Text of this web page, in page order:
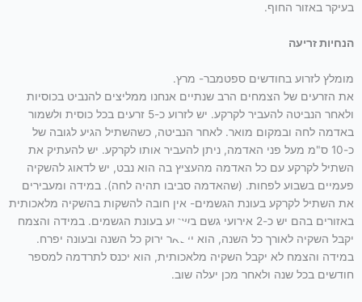
בעיקר באזור החוף.
הנחיות זריעה
מומלץ לזרוע בחודשים ספטמבר- מרץ.
את הזרעים של הצמחים הרב שנתיים אנחנו ממליצים להנביט בכוסיות
ולאחר הנביטה להעביר לקרקע. יש לזרוע כ-5 זרעים בכל כוסית ולשמור
באדמה לחה ובמקום מואר. לאחר הנביטה, כשהשתיל הגיע לגובה של
כ-10 ס"מ מעל פני האדמה, ניתן להעביר אותו לקרקע. יש להעתיק את
השתיל לקרקע עם כל האדמה מהעציץ בה הוא נבט, יש לדאוג להשקיה
פעמיים בשבוע לפחות. (שהאדמה סביבו תהיה לחה). במידה ומעבירים
את השתיל לקרקע בעונת הגשמים- אין חובה להשקות בהשקיה מלאכותית
באזורים בהם יש כ-2 אירועי גשם בשבוע בעונת הגשמים. במידה והצמח
יקבל השקיה לאורך כל השנה, הוא יישאר ירוק כל השנה ובעונה יפרח.
במידה והצמח לא יקבל השקיה מלאכותית, הוא יכנס לתרדמה למספר
חודשים בכל שנה ולאחר מכן יעלה שוב.